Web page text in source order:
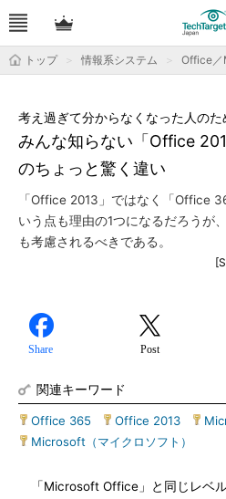
トップ 情報系システム Office
みんな知らない「Office
のちょっと驚く違い
考え過ぎて分からなくなった人のた
「Office 2013」ではなく「Office
いう点も理由の1つになるだろうが
も考慮されるべきである。
Share Post
関連キーワード
Office 365 Office 2013
Microsoft（マイクロソフト）
「Microsoft Office」と同じレベ